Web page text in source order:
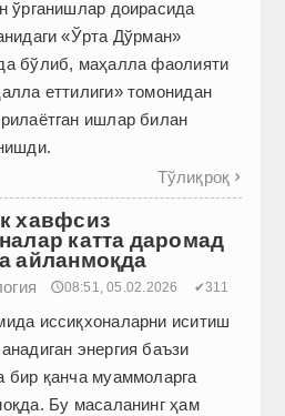
ўрганишлар доирасида
«Ўрта Дўрман»
бўлиб, маҳалла фаолияти
еттилиги» томонидан
ишлар билан
Тўлиқроқ 
хавфсиз
катта даромад
айланмоқда
🕔08:51, 05.02.2026 ✔311
иссиқхоналарни иситиш
энергия баъзи
бир қанча муаммоларга
Бу масаланинг ҳам